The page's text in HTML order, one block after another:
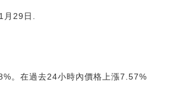
29日.
。在過去24小時內價格上漲7.57%